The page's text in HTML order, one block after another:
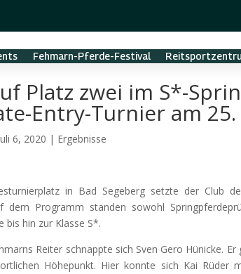
Fehmarn-Pferde-Festival
Platz zwei im S*-
Entry-Turnier am 25.
6, 2020 | Ergebnisse
in Bad Segeberg setzte der Club
dem Programm standen sowohl
bis hin zur Klasse S*.
Reiter schnappte sich Sven Gero Hünicke.
Höhepunkt. Hier konnte sich Kai Rüder